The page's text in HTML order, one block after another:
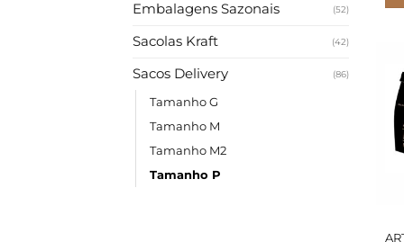
Embalagens Sazonais (52)
Sacolas Kraft (42)
Sacos Delivery (86)
Tamanho G
Tamanho M
Tamanho M2
Tamanho P